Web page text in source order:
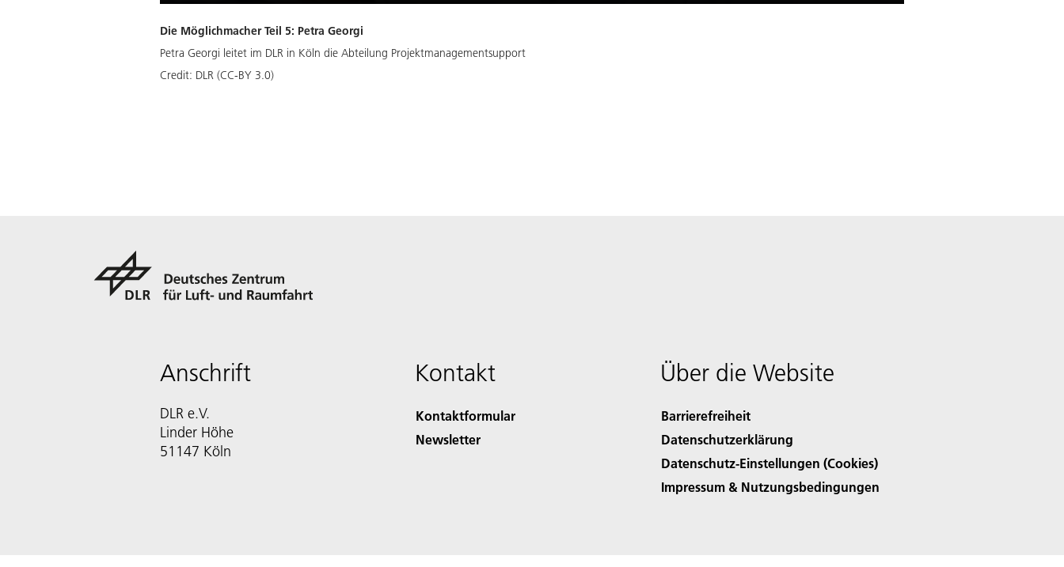
Die Möglichmacher Teil 5: Petra Georgi
Petra Georgi leitet im DLR in Köln die Abteilung Projektmanagementsupport
Credit: DLR (CC-BY 3.0)
Anschrift
DLR e.V.
Linder Höhe
51147 Köln
Kontakt
Kontaktformular
Newsletter
Über die Website
Barrierefreiheit
Datenschutzerklärung
Datenschutz-Einstellungen (Cookies)
Impressum & Nutzungsbedingungen